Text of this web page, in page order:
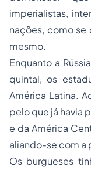
imperialistas,
nações, como se
mesmo.
Enquanto a
quintal, os
América Latina.
pelo que já havia
e da América
aliando-se com a
Os burgueses